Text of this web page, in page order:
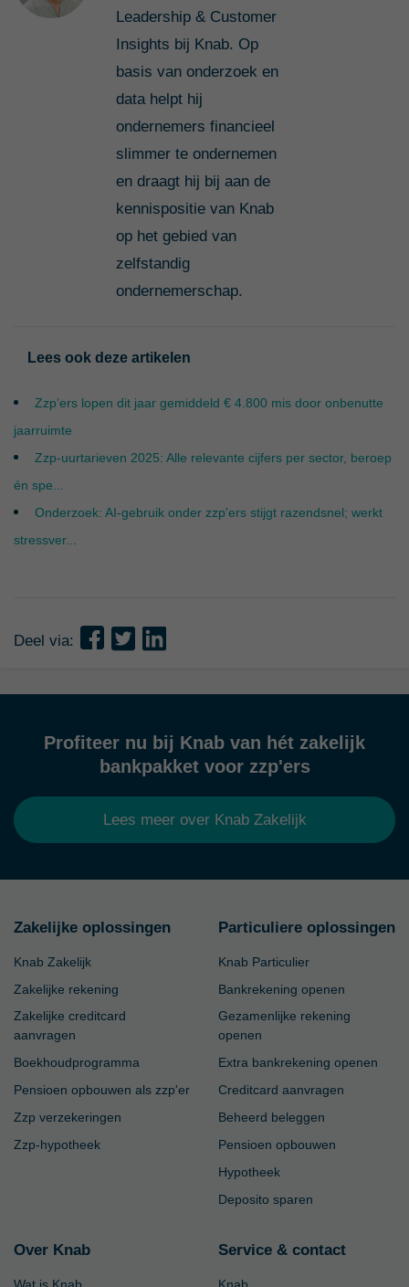
Leadership & Customer
Insights bij Knab. Op
basis van onderzoek en
data helpt hij
ondernemers financieel
slimmer te ondernemen
en draagt hij bij aan de
kennispositie van Knab
op het gebied van
zelfstandig
ondernemerschap.
Lees ook deze artikelen
Zzp’ers lopen dit jaar gemiddeld € 4.800 mis door onbenutte
jaarruimte
Zzp-uurtarieven 2025: Alle relevante cijfers per sector, beroep
én spe...
Onderzoek: AI-gebruik onder zzp'ers stijgt razendsnel; werkt
stressver...
Deel via:
Profiteer nu bij Knab van hét zakelijk
bankpakket voor zzp'ers
Lees meer over Knab Zakelijk
Zakelijke oplossingen
Knab Zakelijk
Zakelijke rekening
Zakelijke creditcard
aanvragen
Boekhoudprogramma
Pensioen opbouwen als zzp'er
Zzp verzekeringen
Zzp-hypotheek
Particuliere oplossingen
Knab Particulier
Bankrekening openen
Gezamenlijke rekening
openen
Extra bankrekening openen
Creditcard aanvragen
Beheerd beleggen
Pensioen opbouwen
Hypotheek
Deposito sparen
Over Knab Service & contact